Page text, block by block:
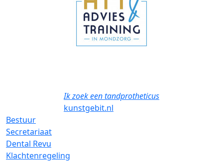
Ik zoek een tandprotheticus
kunstgebit.nl
Bestuur
Secretariaat
Dental Revu
Klachtenregeling